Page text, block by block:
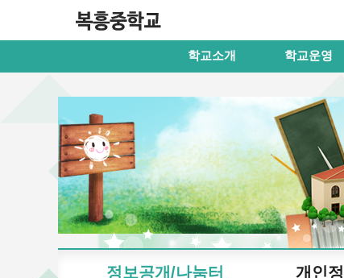
학교소개 학교운영
정보공개/나눔터 개인